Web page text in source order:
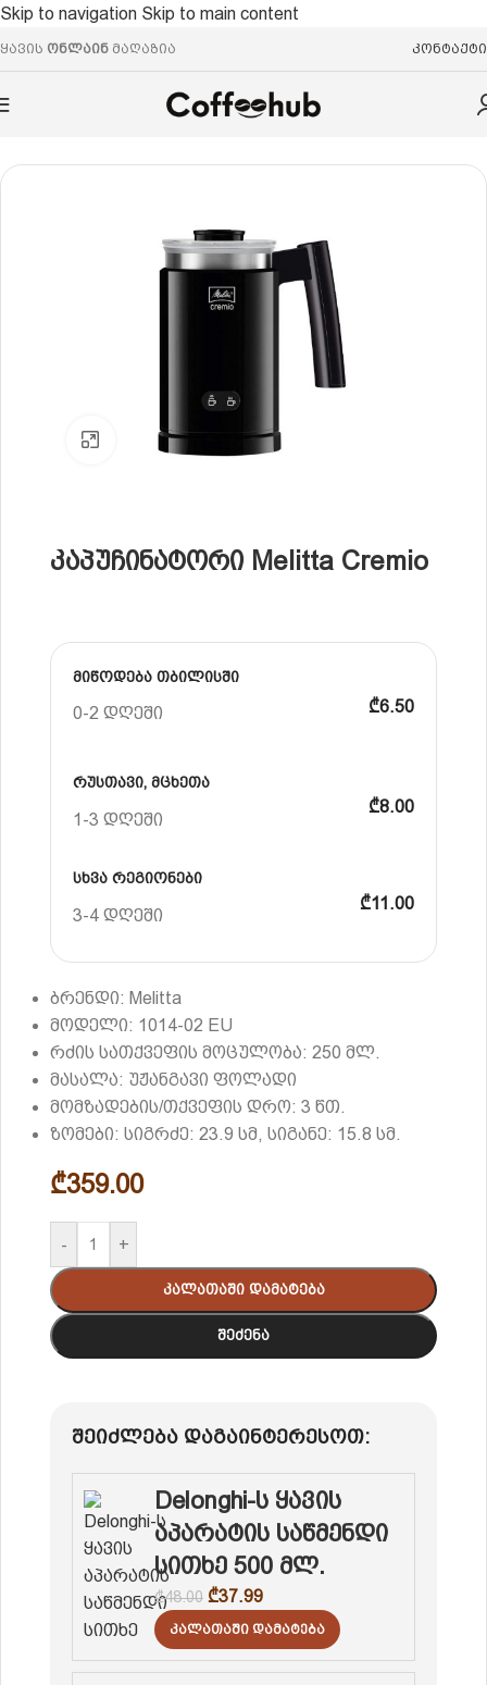
Skip to navigation Skip to main content
ყავის ონლაინ მაღაზია კონტაქტი
Click to enlarge
კაპუჩინატორი Melitta Cremio
მიწოდება თბილისში
0-2 დღეში ₾6.50
რუსთავი, მცხეთა
1-3 დღეში
₾8.00
სხვა რეგიონები
3-4 დღეში
₾11.00
ბრენდი: Melitta
მოდელი: 1014-02 EU
რძის სათქვეფის მოცულობა: 250 მლ.
მასალა: უჟანგავი ფოლადი
მომზადების/თქვეფის დრო: 3 წთ.
ზომები: სიგრძე: 23.9 სმ, სიგანე: 15.8 სმ.
₾359.00
- +
Კალათაში Დამატება
Შეძენა
შეიძლება დაგაინტერესოთ:
Delonghi-ს ყავის
აპარატის საწმენდი
სითხე 500 მლ.
₾48.00 ₾37.99
Კალათაში Დამატება